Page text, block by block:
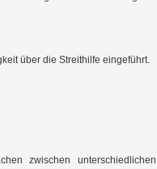
über die Streithilfe eingeführt.
zwischen unterschiedlichen